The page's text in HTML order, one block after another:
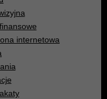
internetowa